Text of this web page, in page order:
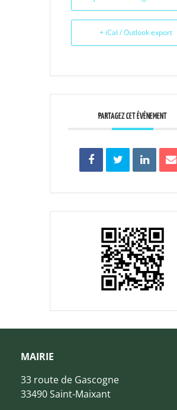
+ iCal / Outlook export
PARTAGEZ CET ÉVÉNEMENT
MAIRIE
33 route de Gascogne
33490 Saint-Maixant